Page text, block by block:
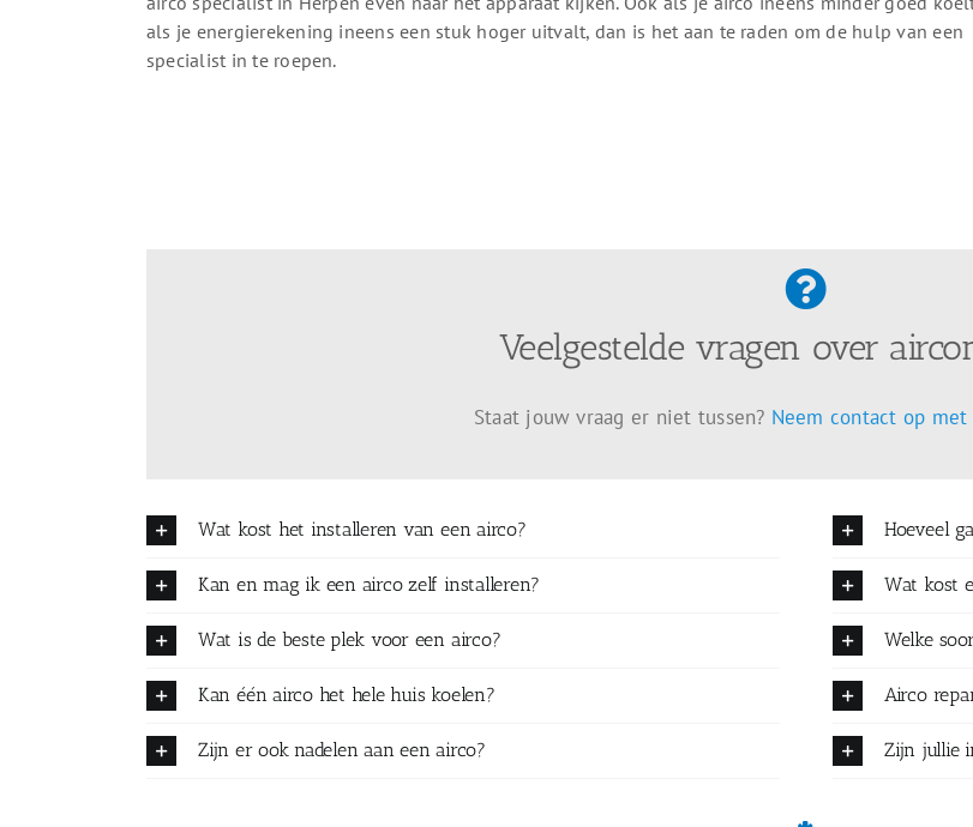
als je energierekening ineens een stuk hoger uitvalt, dan is het aan te raden om de hulp van een
specialist in te roepen.
Veelgestelde vragen over
Staat jouw vraag er niet tussen? Neem contact op
Wat kost het installeren van een airco?
Kan en mag ik een airco zelf installeren?
Wat is de beste plek voor een airco?
Kan één airco het hele huis koelen?
Zijn er ook nadelen aan een airco?
Hoeveel
Wat kost
Welke
Airco
Zijn jullie